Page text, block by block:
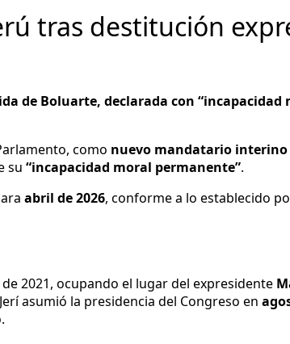
tras destitución
de Boluarte, declarada con “incapacidad
como nuevo mandatario interino
su “incapacidad moral permanente”.
abril de 2026, conforme a lo establecido
2021, ocupando el lugar del expresidente
asumió la presidencia del Congreso en